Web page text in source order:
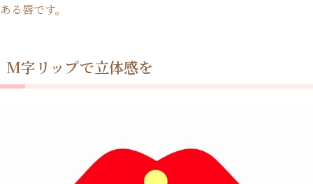
ある唇です。
M字リップで立体感を